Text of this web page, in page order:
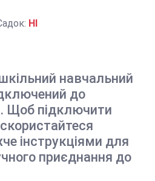
НІ
навчальний
до
Щоб підключити
інструкціями для
приєднання до